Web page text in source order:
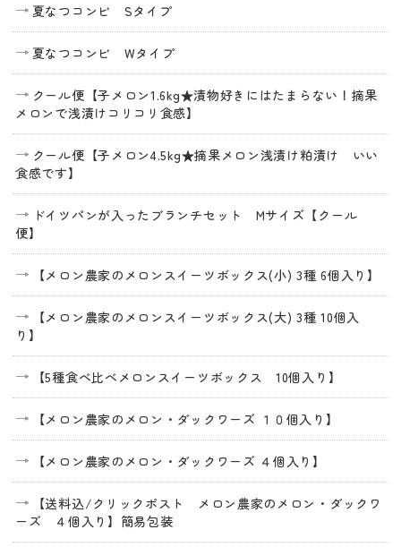
夏なつコンビ Sタイプ
夏なつコンビ Wタイプ
クール便【子メロン1.6kg★漬物好きにはたまらない！摘果
メロンで浅漬けコリコリ食感】
クール便【子メロン4.5kg★摘果メロン浅漬け粕漬け いい
食感です】
ドイツパンが入ったブランチセット Mサイズ【クール
便】
【メロン農家のメロンスイーツボックス(小) 3種 6個入り】
【メロン農家のメロンスイーツボックス(大) 3種 10個入
り】
【5種食べ比べメロンスイーツボックス 10個入り】
【メロン農家のメロン・ダックワーズ １０個入り】
【メロン農家のメロン・ダックワーズ ４個入り】
【送料込/クリックポスト メロン農家のメロン・ダックワ
ーズ ４個入り】簡易包装